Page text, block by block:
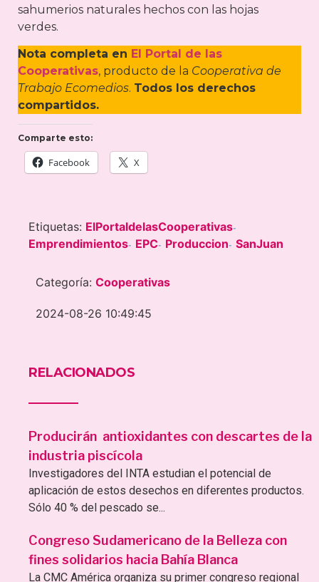
sahumerios naturales hechos con las hojas
verdes.
Nota completa en El Portal de las
Cooperativas, producto de la Cooperativa de
Trabajo Ecomedios. Todos los derechos
compartidos.
Comparte esto:
Facebook X
Etiquetas: ElPortaldelasCooperativas-
Emprendimientos- EPC- Produccion- SanJuan
Categoría: Cooperativas
2024-08-26 10:49:45
RELACIONADOS
Producirán antioxidantes con descartes de la
industria piscícola
Investigadores del INTA estudian el potencial de
aplicación de estos desechos en diferentes productos.
Sólo 40 % del pescado se...
Congreso Sudamericano de la Belleza con
fines solidarios hacia Bahía Blanca
La CMC América organiza su primer congreso regional